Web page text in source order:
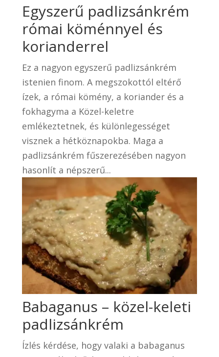
Egyszerű padlizsánkrém
római köménnyel és
korianderrel
Ez a nagyon egyszerű padlizsánkrém
istenien finom. A megszokottól eltérő
ízek, a római kömény, a koriander és a
fokhagyma a Közel-keletre
emlékeztetnek, és különlegességet
visznek a hétköznapokba. Maga a
padlizsánkrém fűszerezésében nagyon
hasonlít a népszerű...
Babaganus – közel-keleti
padlizsánkrém
Ízlés kérdése, hogy valaki a babaganus